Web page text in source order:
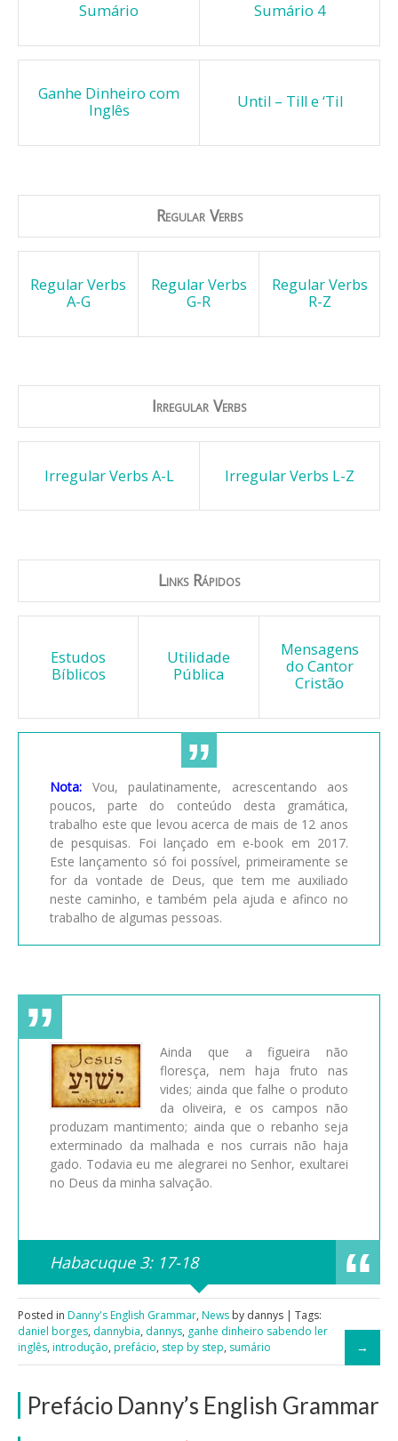
Sumário
Sumário 4
Ganhe Dinheiro com
Inglês
Until – Till e ‘Til
Regular Verbs
Regular Verbs
A-G
Regular Verbs
G-R
Regular Verbs
R-Z
Irregular Verbs
Irregular Verbs A-L Irregular Verbs L-Z
Links Rápidos
Estudos
Bíblicos
Utilidade
Pública
Mensagens
do Cantor
Cristão
Nota: Vou, paulatinamente, acrescentando aos
poucos, parte do conteúdo desta gramática,
trabalho este que levou acerca de mais de 12 anos
de pesquisas. Foi lançado em e-book em 2017.
Este lançamento só foi possível, primeiramente se
for da vontade de Deus, que tem me auxiliado
neste caminho, e também pela ajuda e afinco no
trabalho de algumas pessoas.
Ainda que a figueira não
floresça, nem haja fruto nas
vides; ainda que falhe o produto
da oliveira, e os campos não
produzam mantimento; ainda que o rebanho seja
exterminado da malhada e nos currais não haja
gado. Todavia eu me alegrarei no Senhor, exultarei
no Deus da minha salvação.
Habacuque 3: 17-18
Posted in Danny's English Grammar, News by dannys | Tags:
daniel borges, dannybia, dannys, ganhe dinheiro sabendo ler
inglês, introdução, prefácio, step by step, sumário
Prefácio Danny’s English Grammar